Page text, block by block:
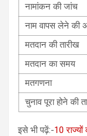
नामांकन की जांच
नाम वापस लेने की
मतदान की तारीख
मतदान का समय
मतगणना
चुनाव पूरा होने की
इसे भी पढ़ें:-10